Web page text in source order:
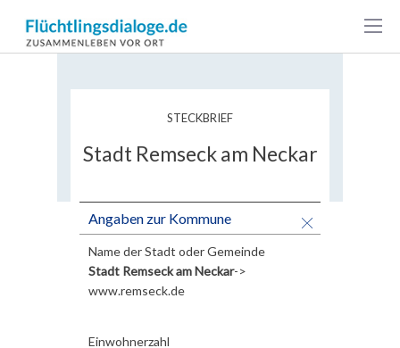
Remseck
STECKBRIEF
Stadt Remseck am Neckar
Angaben zur Kommune
Name der Stadt oder Gemeinde
Stadt Remseck am Neckar->
www.remseck.de
Einwohnerzahl